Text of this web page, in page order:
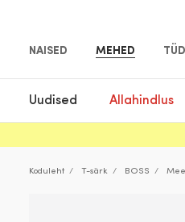
NAISED MEHED
Uudised Allahindlus
Koduleht T-särk BOSS